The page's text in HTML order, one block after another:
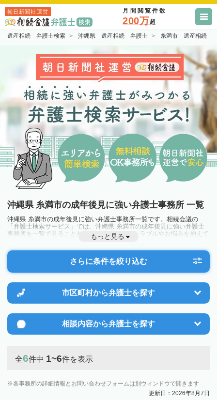
朝日新聞社運営 月間閲覧件数
200万超
遺産相続 弁護士検索 沖縄県 遺産相続 弁護士 糸満市 遺産相続
沖縄県 糸満市の成年後見に強い弁護士事務所 一覧
沖縄県 糸満市の成年後見に強い弁護士事務所一覧です。相続会議の
「弁護士検索サービス」では、沖縄県 糸満市の成年後見に強い弁護士
事務所を一覧で見ることが出来ます。相続のトラブルやお悩みを抱えて
いる方は一度近隣の弁護士に相談してみましょう。
もっと見る
さらに条件を絞り込む
市区町村から弁護士を探す
相談内容から弁護士を探す
全6件中 1~6件を表示
各事務所の詳細情報とお問い合わせフォームは別ウィンドウで開きます
更新日：2026年8月7日